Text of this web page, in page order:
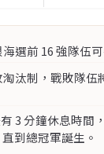
選前 16 強隊伍
汰制，戰敗隊伍
3 分鐘休息時間
到總冠軍誕生。